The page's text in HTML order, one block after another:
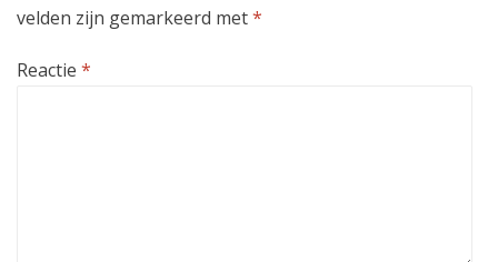
velden zijn gemarkeerd met*
Reactie *